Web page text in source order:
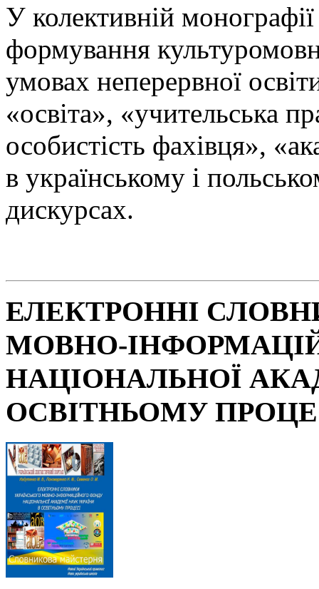
У колективній
формування
умовах неперервної
«освіта», «учительська
особистість фахівця»,
в українському і
дискурсах.
ЕЛЕКТРОННІ
МОВНО-
НАЦІОНАЛЬНОЇ
ОСВІТНЬОМУ